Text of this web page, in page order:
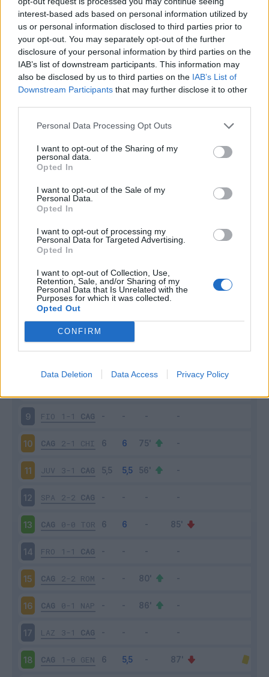
interest-based ads based on personal information utilized by
us or personal information disclosed to third parties prior to
your opt-out. You may separately opt-out of the further
disclosure of your personal information by third parties on the
IAB’s list of downstream participants. This information may
also be disclosed by us to third parties on the IAB’s List of
Downstream Participants that may further disclose it to other
Personal Data Processing Opt Outs
I want to opt-out of the Sharing of my
personal data.
Opted In
I want to opt-out of the Sale of my
Personal Data.
Opted In
I want to opt-out of processing my
Personal Data for Targeted Advertising.
Opted In
I want to opt-out of Collection, Use,
Retention, Sale, and/or Sharing of my
Personal Data that Is Unrelated with the
Purposes for which it was collected.
Opted Out
CONFIRM
Data Deletion Data Access Privacy Policy
Infortunato 0 - 0%
Inutilizzato 13 - 34
stagionale
EMP 2-0 CAG
2-2 SAS
ATA 0-1
CAG 1-1 MIL
PAR 2-0
0-0 SAM
9 FIO 1-1 CAG
10 CAG 2-1 CHI
11 JUV 3-1 CAG
12 SPA 2-2 CAG
13 CAG 0-0 TOR
14 FRO 1-1 CAG
15 CAG 2-2 ROM
16 CAG 0-1 NAP
17 LAZ 3-1 CAG
18 CAG 1-0 GEN